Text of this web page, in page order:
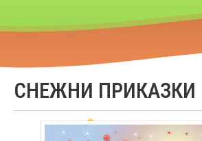
СНЕЖНИ ПРИКАЗКИ